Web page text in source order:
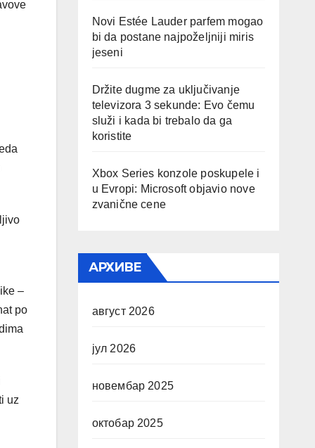
–
po
uz
Novi Estée Lauder parfem mogao
bi da postane najpoželjniji miris
jeseni
Držite dugme za uključivanje
televizora 3 sekunde: Evo čemu
služi i kada bi trebalo da ga
koristite
Xbox Series konzole poskupele i
u Evropi: Microsoft objavio nove
zvanične cene
АРХИВЕ
август 2026
јул 2026
новембар 2025
октобар 2025